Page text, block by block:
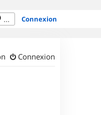
Connexion
Connexion